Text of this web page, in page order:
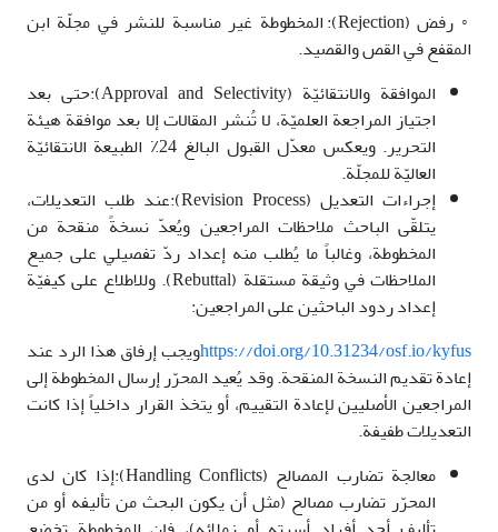
◦ رفض (Rejection): المخطوطة غير مناسبة للنشر في مجلّة ابن
المقفع في القص والقصيد.
الموافقة والانتقائيّة (Approval and Selectivity):حتى بعد
اجتياز المراجعة العلميّة، لا تُنشر المقالات إلا بعد موافقة هيئة
التحرير. ويعكس معدّل القبول البالغ 24٪ الطبيعة الانتقائيّة
العاليّة للمجلّة.
إجراءات التعديل (Revision Process):عند طلب التعديلات،
يتلقّى الباحث ملاحظات المراجعين ويُعدّ نسخةً منقحة من
المخطوطة، وغالباً ما يُطلب منه إعداد ردّ تفصيلي على جميع
الملاحظات في وثيقة مستقلة (Rebuttal). وللاطلاع على كيفيّة
إعداد ردود الباحثين على المراجعين:
https://doi.org/10.31234/osf.io/kyfusويجب إرفاق هذا الرد عند
إعادة تقديم النسخة المنقحة. وقد يُعيد المحرّر إرسال المخطوطة إلى
المراجعين الأصليين لإعادة التقييم، أو يتخذ القرار داخلياً إذا كانت
التعديلات طفيفة.
معالجة تضارب المصالح (Handling Conflicts):إذا كان لدى
المحرّر تضارب مصالح (مثل أن يكون البحث من تأليفه أو من